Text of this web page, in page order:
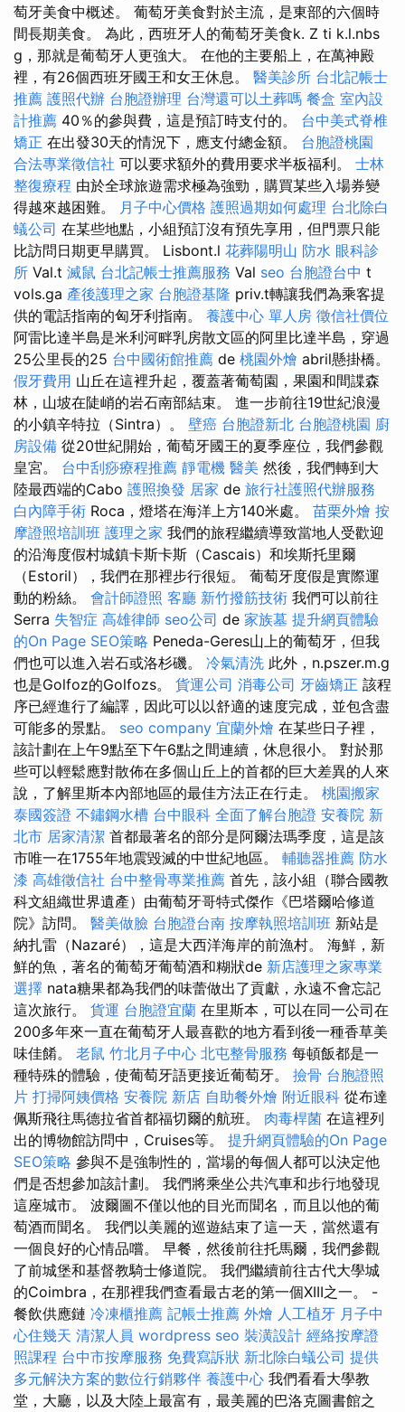
萄牙美食中概述。 葡萄牙美食對於主流，是東部的六個時
間長期美食。 為此，西班牙人的葡萄牙美食k. Z ti k.l.nbs
g，那就是葡萄牙人更強大。 在他的主要船上，在萬神殿
裡，有26個西班牙國王和女王休息。 醫美診所 台北記帳士
推薦 護照代辦 台胞證辦理 台灣還可以土葬嗎 餐盒 室內設
計推薦 40％的參與費，這是預訂時支付的。 台中美式脊椎
矯正 在出發30天的情況下，應支付總金額。 台胞證桃園
合法專業徵信社 可以要求額外的費用要求半板福利。 士林
整復療程 由於全球旅遊需求極為強勁，購買某些入場券變
得越來越困難。 月子中心價格 護照過期如何處理 台北除白
蟻公司 在某些地點，小組預訂沒有預先享用，但門票只能
比訪問日期更早購買。 Lisbont.l 花葬陽明山 防水 眼科診
所 Val.t 滅鼠 台北記帳士推薦服務 Val seo 台胞證台中 t
vols.ga 產後護理之家 台胞證基隆 priv.t轉讓我們為乘客提
供的電話指南的匈牙利指南。 養護中心 單人房 徵信社價位
阿雷比達半島是米利河畔乳房散文區的阿里比達半島，穿過
25公里長的25 台中國術館推薦 de 桃園外燴 abril懸掛橋。
假牙費用 山丘在這裡升起，覆蓋著葡萄園，果園和間諜森
林，山坡在陡峭的岩石南部結束。 進一步前往19世紀浪漫
的小鎮辛特拉（Sintra）。 壁癌 台胞證新北 台胞證桃園 廚
房設備 從20世紀開始，葡萄牙國王的夏季座位，我們參觀
皇宮。 台中刮痧療程推薦 靜電機 醫美 然後，我們轉到大
陸最西端的Cabo 護照換發 居家 de 旅行社護照代辦服務
白內障手術 Roca，燈塔在海洋上方140米處。 苗栗外燴 按
摩證照培訓班 護理之家 我們的旅程繼續導致當地人受歡迎
的沿海度假村城鎮卡斯卡斯（Cascais）和埃斯托里爾
（Estoril），我們在那裡步行很短。 葡萄牙度假是實際運
動的粉絲。 會計師證照 客廳 新竹撥筋技術 我們可以前往
Serra 失智症 高雄律師 seo公司 de 家族墓 提升網頁體驗
的On Page SEO策略 Peneda-Geres山上的葡萄牙，但我
們也可以進入岩石或洛杉磯。 冷氣清洗 此外，n.pszer.m.g
也是Golfoz的Golfozs。 貨運公司 消毒公司 牙齒矯正 該程
序已經進行了編譯，因此可以以舒適的速度完成，並包含盡
可能多的景點。 seo company 宜蘭外燴 在某些日子裡，
該計劃在上午9點至下午6點之間連續，休息很小。 對於那
些可以輕鬆應對散佈在多個山丘上的首都的巨大差異的人來
說，了解里斯本內部地區的最佳方法正在行走。 桃園搬家
泰國簽證 不鏽鋼水槽 台中眼科 全面了解台胞證 安養院 新
北市 居家清潔 首都最著名的部分是阿爾法瑪季度，這是該
市唯一在1755年地震毀滅的中世紀地區。 輔聽器推薦 防水
漆 高雄徵信社 台中整骨專業推薦 首先，該小組（聯合國教
科文組織世界遺產）由葡萄牙哥特式傑作《巴塔爾哈修道
院》訪問。 醫美做臉 台胞證台南 按摩執照培訓班 新站是
納扎雷（Nazaré），這是大西洋海岸的前漁村。 海鮮，新
鮮的魚，著名的葡萄牙葡萄酒和糊狀de 新店護理之家專業
選擇 nata糖果都為我們的味蕾做出了貢獻，永遠不會忘記
這次旅行。 貨運 台胞證宜蘭 在里斯本，可以在同一公司在
200多年來一直在葡萄牙人最喜歡的地方看到後一種香草美
味佳餚。 老鼠 竹北月子中心 北屯整骨服務 每頓飯都是一
種特殊的體驗，使葡萄牙語更接近葡萄牙。 撿骨 台胞證照
片 打掃阿姨價格 安養院 新店 自助餐外燴 附近眼科 從布達
佩斯飛往馬德拉省首都福切爾的航班。 肉毒桿菌 在這裡列
出的博物館訪問中，Cruises等。 提升網頁體驗的On Page
SEO策略 參與不是強制性的，當場的每個人都可以決定他
們是否想參加該計劃。 我們將乘坐公共汽車和步行地發現
這座城市。 波爾圖不僅以他的目光而聞名，而且以他的葡
萄酒而聞名。 我們以美麗的巡遊結束了這一天，當然還有
一個良好的心情品嚐。 早餐，然後前往托馬爾，我們參觀
了前城堡和基督教騎士修道院。 我們繼續前往古代大學城
的Coimbra，在那裡我們查看最古老的第一個XIII之一。 -
餐飲供應鏈 冷凍櫃推薦 記帳士推薦 外燴 人工植牙 月子中
心住幾天 清潔人員 wordpress seo 裝潢設計 經絡按摩證
照課程 台中市按摩服務 免費寫訴狀 新北除白蟻公司 提供
多元解決方案的數位行銷夥伴 養護中心 我們看看大學教
堂，大廳，以及大陸上最富有，最美麗的巴洛克圖書館之